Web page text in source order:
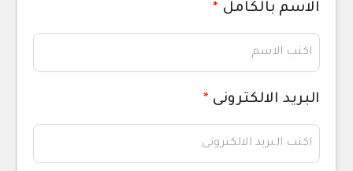
الاسم بالكامل *
البريد الالكترونى *